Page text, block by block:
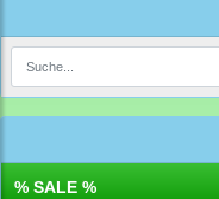
% SALE %